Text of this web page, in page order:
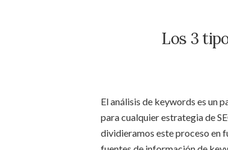
Los 3
El análisis de keywords es un
para cualquier estrategia de
dividieramos este proceso en